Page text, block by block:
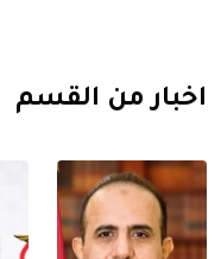
اخبار من القسم